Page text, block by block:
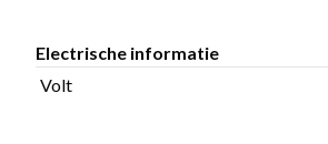
Electrische informatie
Volt